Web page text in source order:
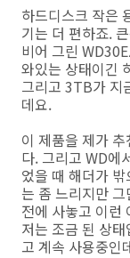
하드디스크 작은
기는 더 편하죠.
비어 그린
와있는 상태이긴
그리고 3TB가 지
데요.
이 제품을 제가
다. 그리고 WD에
었을 때 해더가
는 좀 느리지만
전에 사놓고 이런
저는 조금 된 상
고 계속 사용중인